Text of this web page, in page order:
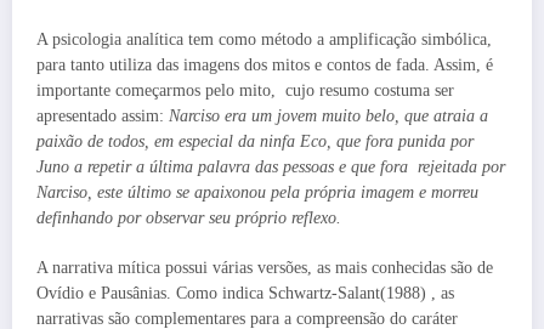
A psicologia analítica tem como método a amplificação simbólica,
para tanto utiliza das imagens dos mitos e contos de fada. Assim, é
importante começarmos pelo mito, cujo resumo costuma ser
apresentado assim: Narciso era um jovem muito belo, que atraia a
paixão de todos, em especial da ninfa Eco, que fora punida por
Juno a repetir a última palavra das pessoas e que fora rejeitada por
Narciso, este último se apaixonou pela própria imagem e morreu
definhando por observar seu próprio reflexo.
A narrativa mítica possui várias versões, as mais conhecidas são de
Ovídio e Pausânias. Como indica Schwartz-Salant(1988) , as
narrativas são complementares para a compreensão do caráter